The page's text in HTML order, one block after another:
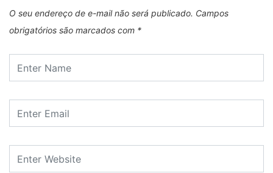
O seu endereço de e-mail não será publicado. Campos
obrigatórios são marcados com *